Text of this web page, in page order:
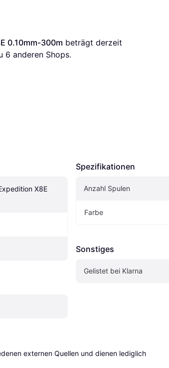
0.10mm-300m
6 anderen Shops.
X8E
Spezifikationen
Anzahl Spulen
Farbe
Sonstiges
Gelistet bei Klarna
externen Quellen und dienen lediglich